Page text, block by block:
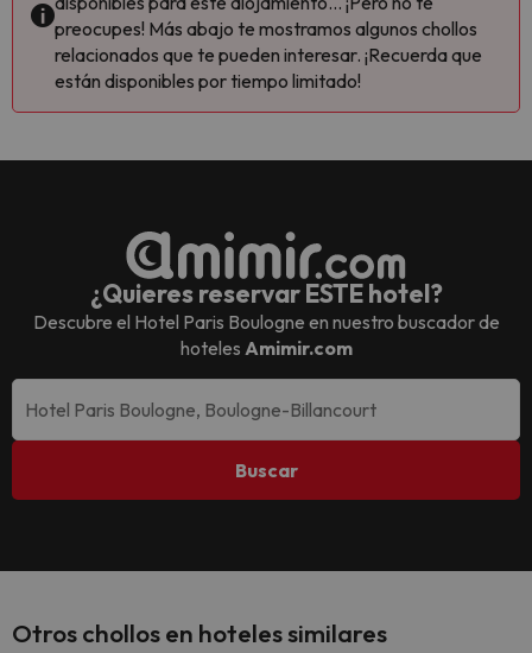
preocupes! Más abajo te mostramos algunos chollos
relacionados que te pueden interesar. ¡Recuerda que
están disponibles por tiempo limitado!
¿Quieres reservar ESTE hotel?
Descubre el Hotel Paris Boulogne en nuestro buscador de
hoteles Amimir.com
Buscar
Otros chollos en hoteles similares